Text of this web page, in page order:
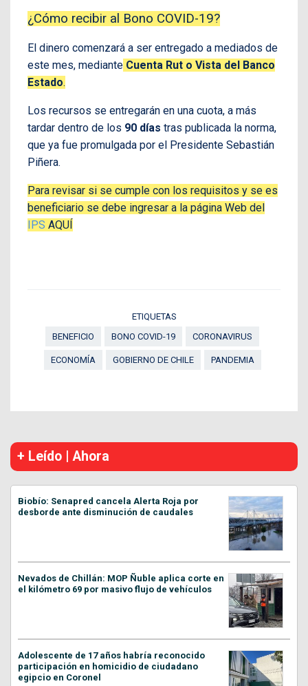
¿Cómo recibir al Bono COVID-19?
El dinero comenzará a ser entregado a mediados de
este mes, mediante Cuenta Rut o Vista del Banco
Estado.
Los recursos se entregarán en una cuota, a más
tardar dentro de los 90 días tras publicada la norma,
que ya fue promulgada por el Presidente Sebastián
Piñera.
Para revisar si se cumple con los requisitos y se es
beneficiario se debe ingresar a la página Web del
IPS AQUÍ
ETIQUETAS
BENEFICIO
BONO COVID-19 CORONAVIRUS
ECONOMÍA GOBIERNO DE CHILE PANDEMIA
+ Leído | Ahora
Biobío: Senapred cancela Alerta Roja por
desborde ante disminución de caudales
Nevados de Chillán: MOP Ñuble aplica corte en
el kilómetro 69 por masivo flujo de vehículos
Adolescente de 17 años habría reconocido
participación en homicidio de ciudadano
egipcio en Coronel